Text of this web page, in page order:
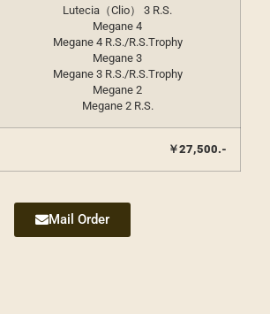
Lutecia（Clio） 3 R.S.
Megane 4
Megane 4 R.S./R.S.Trophy
Megane 3
Megane 3 R.S./R.S.Trophy
Megane 2
Megane 2 R.S.
￥27,500.-
Mail Order